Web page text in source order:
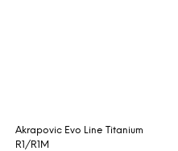
Akrapovic Evo Line Titanium
R1/R1M